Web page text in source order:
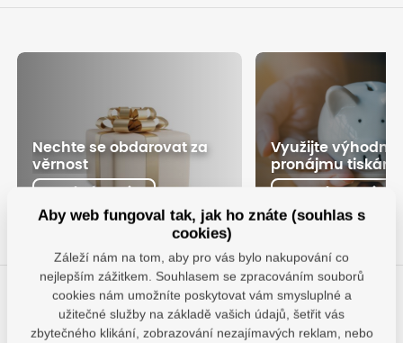
Nechte se obdarovat za
věrnost
Využijte
pronájmu
Máte otázky?
Dáme vám odpovědi, pomůžeme najít nejvhodnější řešení.
Aby web fungoval tak, jak ho znáte (souhlas s
cookies)
Záleží nám na tom, aby pro vás bylo nakupování co
nejlepším zážitkem. Souhlasem se zpracováním souborů
cookies nám umožníte poskytovat vám smysluplné a
užitečné služby na základě vašich údajů, šetřit vás
zbytečného klikání, zobrazování nezajímavých reklam, nebo